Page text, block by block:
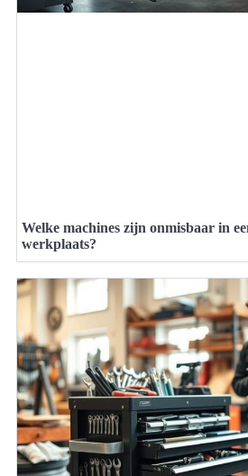
Welke machines zijn onmisbaar in
werkplaats?